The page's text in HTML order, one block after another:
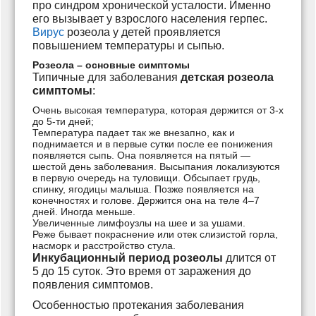
про синдром хронической усталости. Именно
его вызывает у взрослого населения герпес.
Вирус розеола у детей проявляется
повышением температуры и сыпью.
Розеола – основные симптомы
Типичные для заболевания детская розеола
симптомы:
Очень высокая температура, которая держится от 3-х
до 5-ти дней;
Температура падает так же внезапно, как и
поднимается и в первые сутки после ее понижения
появляется сыпь. Она появляется на пятый —
шестой день заболевания. Высыпания локализуются
в первую очередь на туловищи. Обсыпает грудь,
спинку, ягодицы малыша. Позже появляется на
конечностях и голове. Держится она на теле 4–7
дней. Иногда меньше.
Увеличенные лимфоузлы на шее и за ушами.
Реже бывает покраснение или отек слизистой горла,
насморк и расстройство стула.
Инкубационный период розеолы длится от
5 до 15 суток. Это время от заражения до
появления симптомов.
Особенностью протекания заболевания